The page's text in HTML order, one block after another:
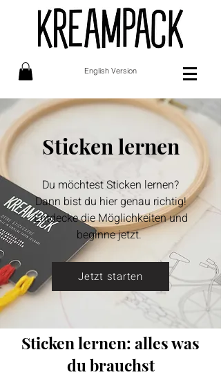
English Version
Sticken lernen
Du möchtest Sticken lernen?
Dann bist du hier genau richtig!
Entdecke die Möglichkeiten und
beginne jetzt.
Jetzt starten
Sticken lernen: alles was
du brauchst